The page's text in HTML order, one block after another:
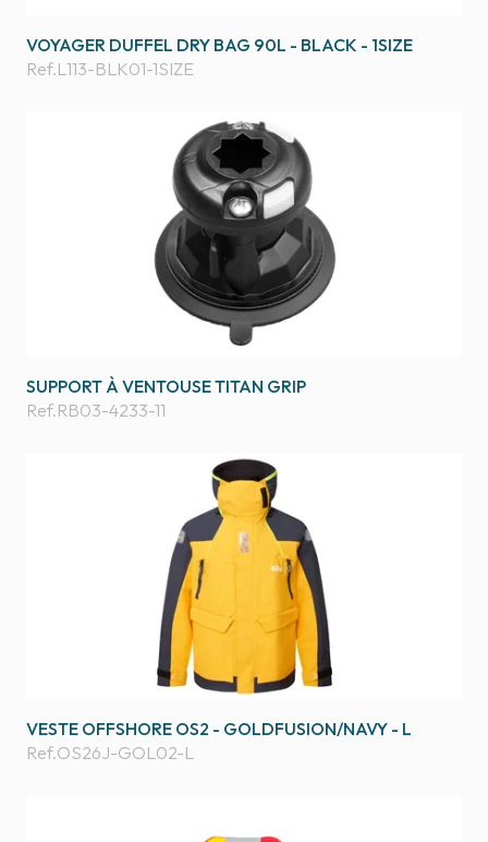
VOYAGER DUFFEL DRY BAG 90L - BLACK - 1SIZE
Ref.L113-BLK01-1SIZE
SUPPORT À VENTOUSE TITAN GRIP
Ref.RB03-4233-11
VESTE OFFSHORE OS2 - GOLDFUSION/NAVY - L
Ref.OS26J-GOL02-L